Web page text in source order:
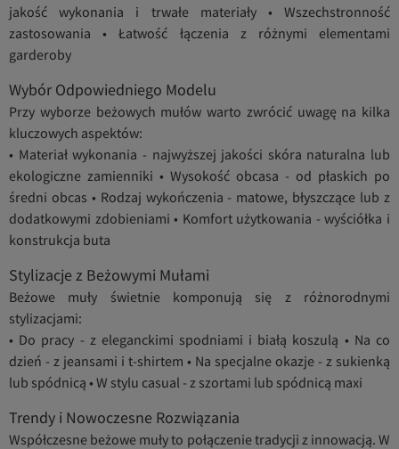
jakość wykonania i trwałe materiały • Wszechstronność
zastosowania • Łatwość łączenia z różnymi elementami
garderoby
Wybór Odpowiedniego Modelu
Przy wyborze beżowych mułów warto zwrócić uwagę na kilka
kluczowych aspektów:
• Materiał wykonania - najwyższej jakości skóra naturalna lub
ekologiczne zamienniki • Wysokość obcasa - od płaskich po
średni obcas • Rodzaj wykończenia - matowe, błyszczące lub z
dodatkowymi zdobieniami • Komfort użytkowania - wyściółka i
konstrukcja buta
Stylizacje z Beżowymi Mułami
Beżowe muły świetnie komponują się z różnorodnymi
stylizacjami:
• Do pracy - z eleganckimi spodniami i białą koszulą • Na co
dzień - z jeansami i t-shirtem • Na specjalne okazje - z sukienką
lub spódnicą • W stylu casual - z szortami lub spódnicą maxi
Trendy i Nowoczesne Rozwiązania
Współczesne beżowe muły to połączenie tradycji z innowacją. W